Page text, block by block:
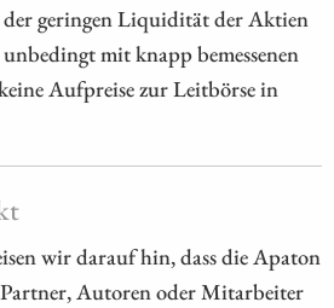
der geringen Liquidität der Aktien
mit knapp bemessenen
Aufpreise zur Leitbörse in
wir darauf hin, dass die Apaton
Autoren oder Mitarbeiter